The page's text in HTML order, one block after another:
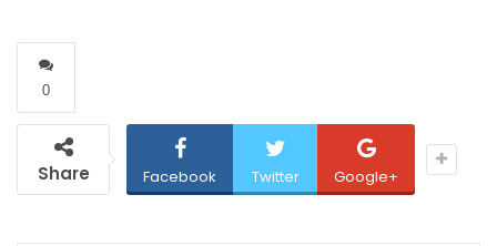
0
Share Facebook Twitter Google+